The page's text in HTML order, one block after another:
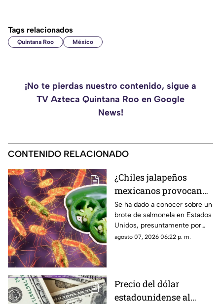
Tags relacionados
Quintana Roo México
¡No te pierdas nuestro contenido, sigue a
TV Azteca Quintana Roo en Google
News!
CONTENIDO RELACIONADO
¿Chiles jalapeños
mexicanos provocan
brote de salmonela en
Estados Unidos? Esto
debes saber
Se ha dado a conocer sobre un
brote de salmonela en Estados
Unidos, presuntamente por
chiles jalapeños mexicanos,
agosto 07, 2026 06:22 p. m.
Precio del dólar
estadounidense al